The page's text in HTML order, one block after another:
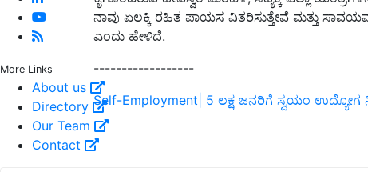
More Links
About us
Directory
Our Team
Contact
ನಾವು ಏಲಕ್ಕಿ ರಹಿತ ಪಾಯಸ ವಿತರಿಸುತ್ತೇವೆ ಮತ್ತು
ಎಂದು ಹೇಳಿದೆ.
------------------
Self-Employment| 5 ಲಕ್ಷ ಜನರಿಗೆ ಸ್ವಯಂ